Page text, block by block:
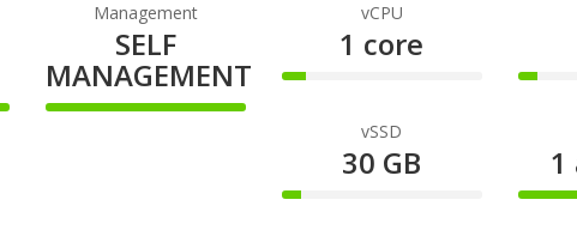
Management
SELF
MANAGEMENT
100%
vCPU
1 core
12%
10%
vSSD
30 GB
10%
1